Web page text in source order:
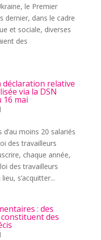
le Premier
dernier, dans le cadre
et sociale, diverses
des
déclaration relative
via la DSN
16 mai
moins 20 salariés
des travailleurs
chaque année,
des travailleurs
s’acquitter...
: des
des